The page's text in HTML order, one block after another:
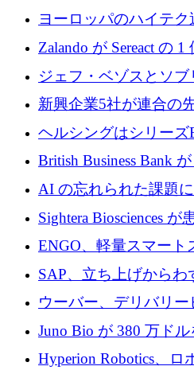
ンフラ計画を加速する
ヨーロッパのハイテ
ーロを超える 60 以上
Zalando が Sereact の
ーズ B に参加し、AI
ジェフ・ベゾスとソ
5,000万ドルの資金調
新興企業5社が連合の
センサーをEUのクリ
ヘルシングはシリーズ
ウーバーはデリバリー
ロの契約で買収、レ
銀行を立ち上げる
British Business Bank
2,500 万ユーロのコミ
AI の忘れられた課題
プを実現: カメラロール
Sightera Biosciences
ットフォームを拡大す
のプレシードをクロー
ENGO、軽量スマート
進歩のために510万ユ
SAP、立ち上げからわ
を10億ユーロ以上の契
ウーバー、デリバリ
の契約で買収、99か国
ォームを構築
Juno Bio が 380 万ド
専用の初のシーケンス
Hyperion Robotics、ロ